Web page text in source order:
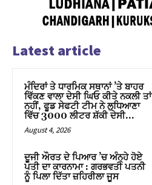
Latest article
ਮੰਦਿਰਾਂ ਤੇ ਧਾਰਮਿਕ ਸਥਾਨਾਂ ’ਤੇ ਬਾਹਰ
ਵਿੱਕਣ ਵਾਲਾ ਦੇਸੀ ਘਿਓ ਕੀਤੇ ਨਕਲੀ ਤਾਂ
ਨਹੀਂ, ਫੂਡ ਸੇਫਟੀ ਟੀਮ ਨੇ ਲੁਧਿਆਣਾ
ਵਿੱਚ 3000 ਲੀਟਰ ਸ਼ੱਕੀ ਦੇਸੀ...
August 4, 2026
ਦੂਜੀ ਔਰਤ ਦੇ ਪਿਆਰ ’ਚ ਅੰਨ੍ਹੇ ਹੋਏ
ਪਤੀ ਦਾ ਕਾਰਨਾਮਾ : ਗਰਭਵਤੀ ਪਤਨੀ
ਨੂੰ ਪਿਲਾ ਦਿੱਤਾ ਜ਼ਹਿਰੀਲਾ ਜੂਸ